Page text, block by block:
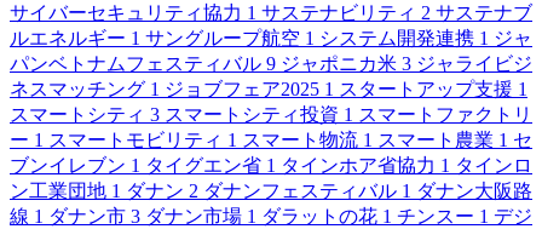
サイバーセキュリティ協力 1 サステナビリティ 2 サステナブ
ルエネルギー 1 サングループ航空 1 システム開発連携 1 ジャ
パンベトナムフェスティバル 9 ジャポニカ米 3 ジャライビジ
ネスマッチング 1 ジョブフェア2025 1 スタートアップ支援 1
スマートシティ 3 スマートシティ投資 1 スマートファクトリ
ー 1 スマートモビリティ 1 スマート物流 1 スマート農業 1 セ
ブンイレブン 1 タイグエン省 1 タインホア省協力 1 タインロ
ン工業団地 1 ダナン 2 ダナンフェスティバル 1 ダナン大阪路
線 1 ダナン市 3 ダナン市場 1 ダラットの花 1 チンスー 1 デジ